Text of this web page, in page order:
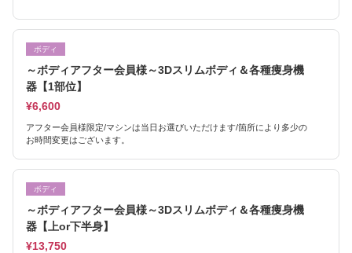
ボディ
～ボディアフター会員様～3Dスリムボディ＆各種痩身機
器【1部位】
¥6,600
アフター会員様限定/マシンは当日お選びいただけます/箇所により多少の
お時間変更はございます。
ボディ
～ボディアフター会員様～3Dスリムボディ＆各種痩身機
器【上or下半身】
¥13,750